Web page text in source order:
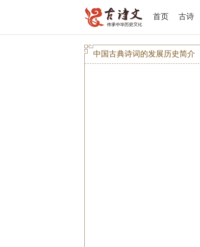
首页 古诗
中国古典诗词的发展历史简介